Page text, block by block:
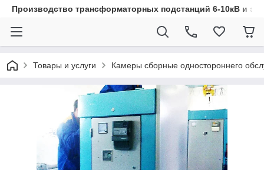
Производство трансформаторных подстанций 6-10кВ и
Товары и услуги Камеры сборные одностороннего